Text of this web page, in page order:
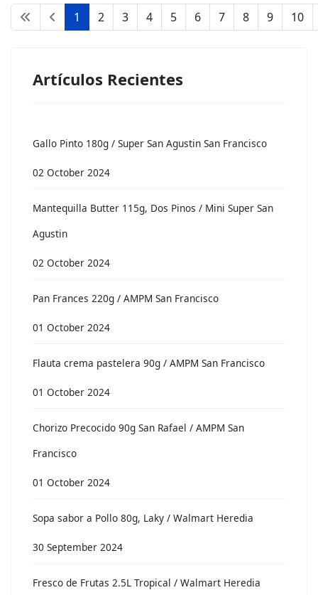
1 2 3 4 5 6 7 8 9 10
Artículos Recientes
Gallo Pinto 180g / Super San Agustin San Francisco
02 October 2024
Mantequilla Butter 115g, Dos Pinos / Mini Super San
Agustin
02 October 2024
Pan Frances 220g / AMPM San Francisco
01 October 2024
Flauta crema pastelera 90g / AMPM San Francisco
01 October 2024
Chorizo Precocido 90g San Rafael / AMPM San
Francisco
01 October 2024
Sopa sabor a Pollo 80g, Laky / Walmart Heredia
30 September 2024
Fresco de Frutas 2.5L Tropical / Walmart Heredia